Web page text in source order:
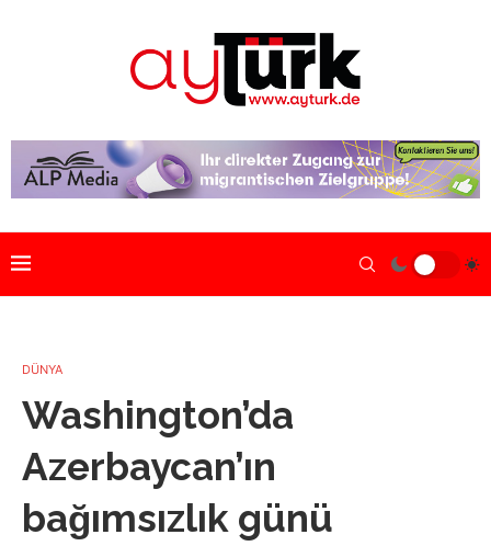
DÜNYA
Washington’da
Azerbaycan’ın
bağımsızlık günü